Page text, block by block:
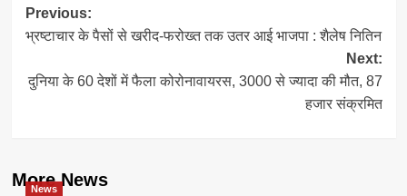
Post
navigation
Previous:
भ्रष्टाचार के पैसों से खरीद-फरोख्त तक उतर आई भाजपा : शैलेष नितिन
Next:
दुनिया के 60 देशों में फैला कोरोनावायरस, 3000 से ज्यादा की मौत, 87
हजार संक्रमित
More News
News